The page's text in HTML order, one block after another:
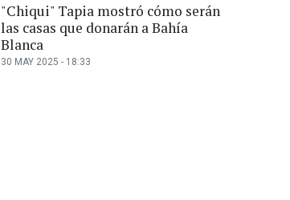
"Chiqui" Tapia mostró cómo serán
las casas que donarán a Bahía
Blanca
30 MAY 2025 - 18:33